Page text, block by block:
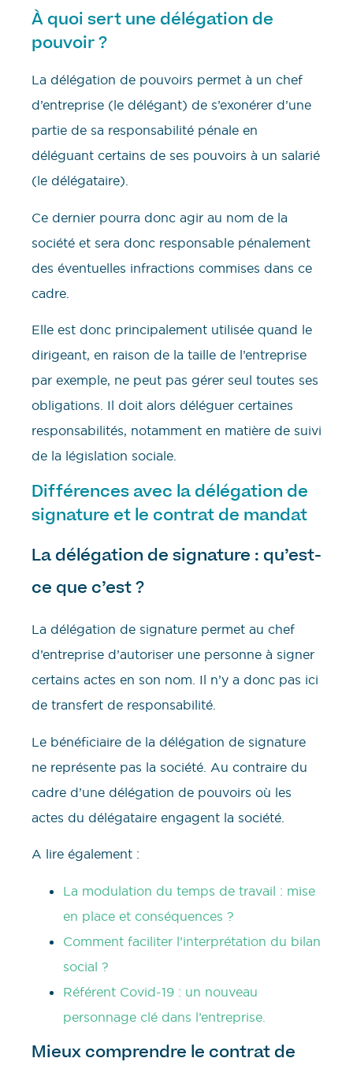
À quoi sert une délégation de
pouvoir ?
La délégation de pouvoirs permet à un chef
d’entreprise (le délégant) de s’exonérer d’une
partie de sa responsabilité pénale en
déléguant certains de ses pouvoirs à un salarié
(le délégataire).
Ce dernier pourra donc agir au nom de la
société et sera donc responsable pénalement
des éventuelles infractions commises dans ce
cadre.
Elle est donc principalement utilisée quand le
dirigeant, en raison de la taille de l’entreprise
par exemple, ne peut pas gérer seul toutes ses
obligations. Il doit alors déléguer certaines
responsabilités, notamment en matière de suivi
de la législation sociale.
Différences avec la délégation de
signature et le contrat de mandat
La délégation de signature : qu’est-
ce que c’est ?
La délégation de signature permet au chef
d’entreprise d’autoriser une personne à signer
certains actes en son nom. Il n’y a donc pas ici
de transfert de responsabilité.
Le bénéficiaire de la délégation de signature
ne représente pas la société. Au contraire du
cadre d’une délégation de pouvoirs où les
actes du délégataire engagent la société.
A lire également :
La modulation du temps de travail : mise
en place et conséquences ?
Comment faciliter l’interprétation du bilan
social ?
Référent Covid-19 : un nouveau
personnage clé dans l’entreprise.
Mieux comprendre le contrat de